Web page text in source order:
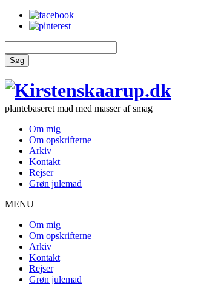
Søg
plantebaseret mad med masser af smag
Om mig
Om opskrifterne
Arkiv
Kontakt
Rejser
Grøn julemad
MENU
Om mig
Om opskrifterne
Arkiv
Kontakt
Rejser
Grøn julemad